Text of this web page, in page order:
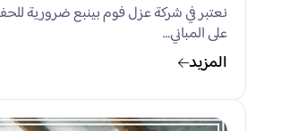
نعتبر في شركة عزل فوم بينبع ضرورية
على المباني…
المزيد